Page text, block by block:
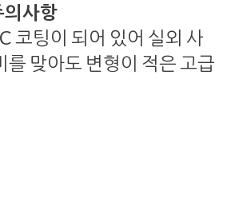
의사항
코팅이 되어 있어 실외 사
를 맞아도 변형이 적은 고급